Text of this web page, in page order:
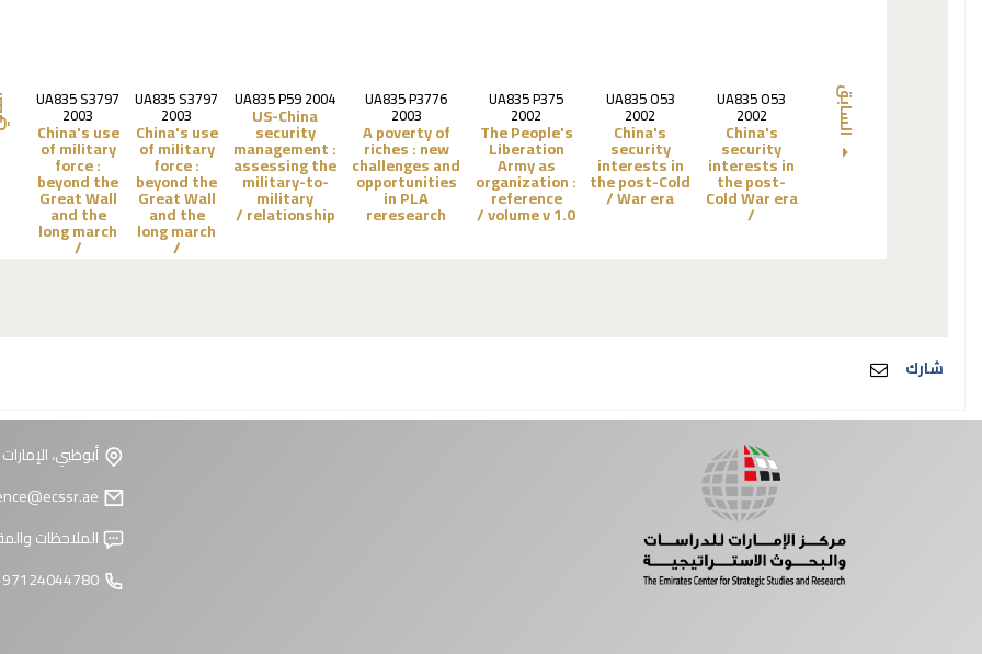
السابق UA835 O53
2002
China's
security
interests in
the post-
Cold War era
/
UA835 O53
2002
China's
security
interests in
the post-Cold
War era /
UA835 P375
2002
The People's
Liberation
Army as
organization :
reference
volume v 1.0 /
UA835 P3776
2003
A poverty of
riches :new
challenges and
opportunities
in PLA
reresearch
UA835 P59 2004
US-China
security
management :
assessing the
military-to-
military
relationship /
UA835 S3797
2003
China's use
of military
force :
beyond the
Great Wall
and the
long march
/
UA835 S3797
2003
China's use
of military
force :
beyond the
Great Wall
and the
long march
/
شارك
أبوظبي،
الملاحظات